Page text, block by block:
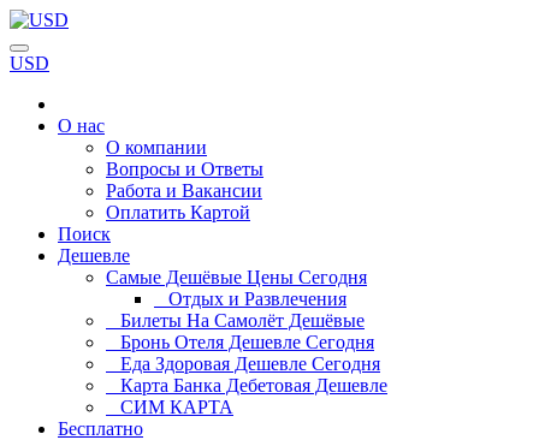
USD
О нас
О компании
Вопросы и Ответы
Работа и Вакансии
Оплатить Картой
Поиск
Дешевле
Самые Дешёвые Цены Сегодня
Отдых и Развлечения
Билеты На Самолёт Дешёвые
Бронь Отеля Дешевле Сегодня
Еда Здоровая Дешевле Сегодня
Карта Банка Дебетовая Дешевле
СИМ КАРТА
Бесплатно